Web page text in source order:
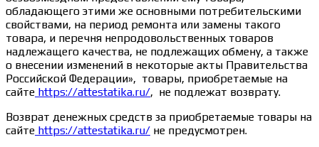
обладающего этими же основными потребительскими
свойствами, на период ремонта или замены такого
товара, и перечня непродовольственных товаров
надлежащего качества, не подлежащих обмену, а также
о внесении изменений в некоторые акты Правительства
Российской Федерации», товары, приобретаемые на
сайте https://attestatika.ru/, не подлежат возврату.
Возврат денежных средств за приобретаемые товары на
сайте https://attestatika.ru/ не предусмотрен.